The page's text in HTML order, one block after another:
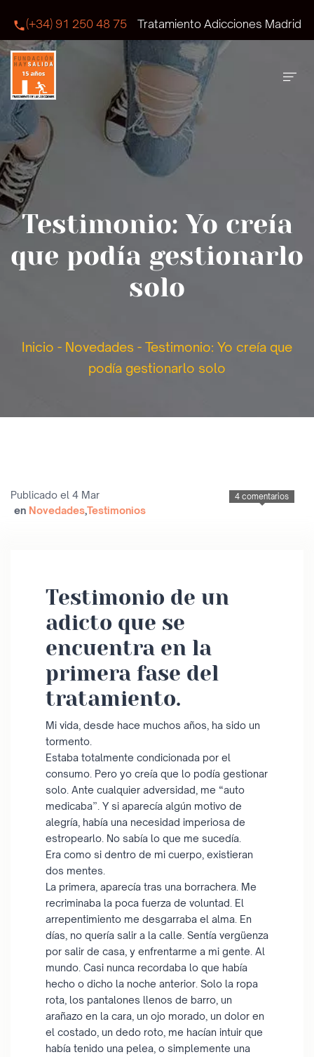
(+34) 91 250 48 75 Tratamiento Adicciones Madrid
Testimonio: Yo creía
que podía gestionarlo
solo
Inicio - Novedades - Testimonio: Yo creía que
podía gestionarlo solo
4 comentarios
Publicado el 4 Mar
en Novedades,Testimonios
Testimonio de un
adicto que se
encuentra en la
primera fase del
tratamiento.
Mi vida, desde hace muchos años, ha sido un
tormento.
Estaba totalmente condicionada por el
consumo. Pero yo creía que lo podía gestionar
solo. Ante cualquier adversidad, me “auto
medicaba”. Y si aparecía algún motivo de
alegría, había una necesidad imperiosa de
estropearlo. No sabía lo que me sucedía.
Era como si dentro de mi cuerpo, existieran
dos mentes.
La primera, aparecía tras una borrachera. Me
recriminaba la poca fuerza de voluntad. El
arrepentimiento me desgarraba el alma. En
días, no quería salir a la calle. Sentía vergüenza
por salir de casa, y enfrentarme a mi gente. Al
mundo. Casi nunca recordaba lo que había
hecho o dicho la noche anterior. Solo la ropa
rota, los pantalones llenos de barro, un
arañazo en la cara, un ojo morado, un dolor en
el costado, un dedo roto, me hacían intuir que
había tenido una pelea, o simplemente una